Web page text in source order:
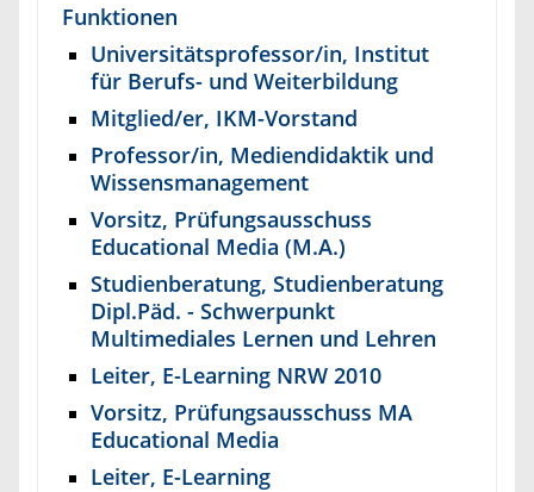
Funktionen
Universitätsprofessor/in, Institut
für Berufs- und Weiterbildung
Mitglied/er, IKM-Vorstand
Professor/in, Mediendidaktik und
Wissensmanagement
Vorsitz, Prüfungsausschuss
Educational Media (M.A.)
Studienberatung, Studienberatung
Dipl.Päd. - Schwerpunkt
Multimediales Lernen und Lehren
Leiter, E-Learning NRW 2010
Vorsitz, Prüfungsausschuss MA
Educational Media
Leiter, E-Learning